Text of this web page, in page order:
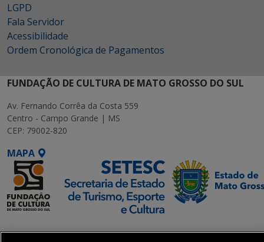
LGPD
Fala Servidor
Acessibilidade
Ordem Cronológica de Pagamentos
FUNDAÇÃO DE CULTURA DE MATO GROSSO DO SUL
Av. Fernando Corrêa da Costa 559
Centro - Campo Grande | MS
CEP: 79002-820
MAPA